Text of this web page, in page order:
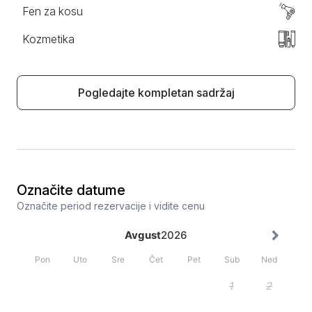
Fen za kosu
Kozmetika
Pogledajte kompletan sadržaj
Označite datume
Označite period rezervacije i vidite cenu